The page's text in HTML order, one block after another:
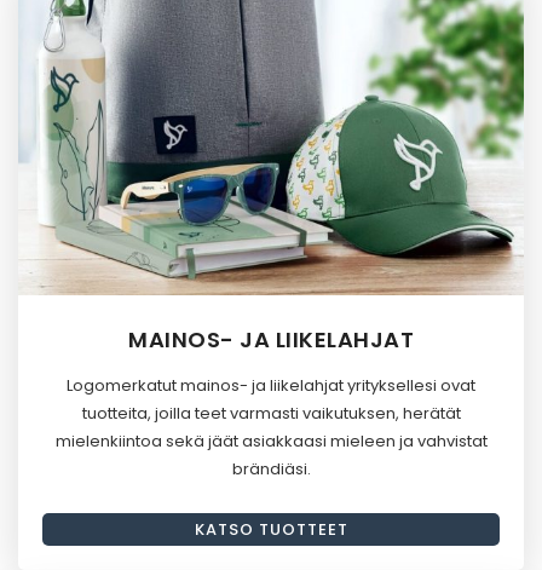
MAINOS- JA LIIKELAHJAT
Logomerkatut mainos- ja liikelahjat yrityksellesi ovat
tuotteita, joilla teet varmasti vaikutuksen, herätät
mielenkiintoa sekä jäät asiakkaasi mieleen ja vahvistat
brändiäsi.
KATSO TUOTTEET